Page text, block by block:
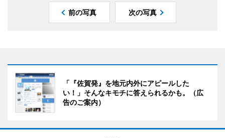
前の写真 次の写真
「『佐賀発』を地元内外にアピールした
い！」そんなキモチに答えられるかも。（広
告のご案内）